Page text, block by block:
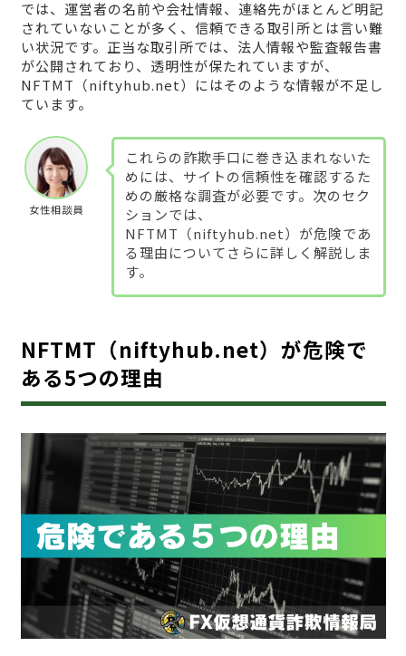
では、運営者の名前や会社情報、連絡先がほとんど明記
されていないことが多く、信頼できる取引所とは言い難
い状況です。正当な取引所では、法人情報や監査報告書
が公開されており、透明性が保たれていますが、
NFTMT（niftyhub.net）にはそのような情報が不足し
ています。
女性相談員
これらの詐欺手口に巻き込まれないた
めには、サイトの信頼性を確認するた
めの厳格な調査が必要です。次のセク
ションでは、
NFTMT（niftyhub.net）が危険であ
る理由についてさらに詳しく解説しま
す。
NFTMT（niftyhub.net）が危険で
ある5つの理由